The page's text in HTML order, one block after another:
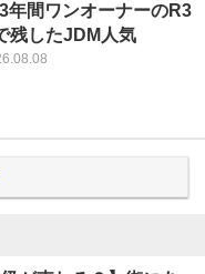
年間ワンオーナーのR3
残したJDM人気